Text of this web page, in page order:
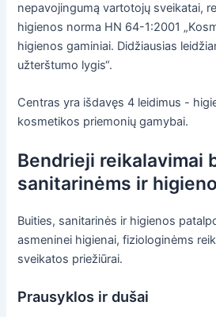
nepavojingumą vartotojų sveikatai,
higienos norma HN 64-1:2001
higienos gaminiai. Didžiausias
užterštumo lygis“.
Centras yra išdavęs 4 leidimus -
kosmetikos priemonių gamybai.
Bendrieji reikalavimai
sanitarinėms ir
Buities, sanitarinės ir higienos
asmeninei higienai, fiziologinėms
sveikatos priežiūrai.
Prausyklos ir dušai